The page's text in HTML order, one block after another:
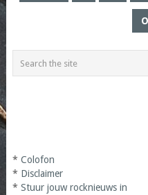
* Colofon
* Disclaimer
* Stuur jouw rocknieuws in